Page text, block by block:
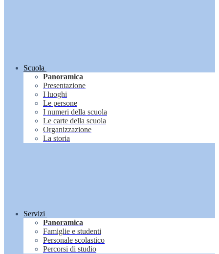
Scuola
Panoramica
Presentazione
I luoghi
Le persone
I numeri della scuola
Le carte della scuola
Organizzazione
La storia
Servizi
Panoramica
Famiglie e studenti
Personale scolastico
Percorsi di studio